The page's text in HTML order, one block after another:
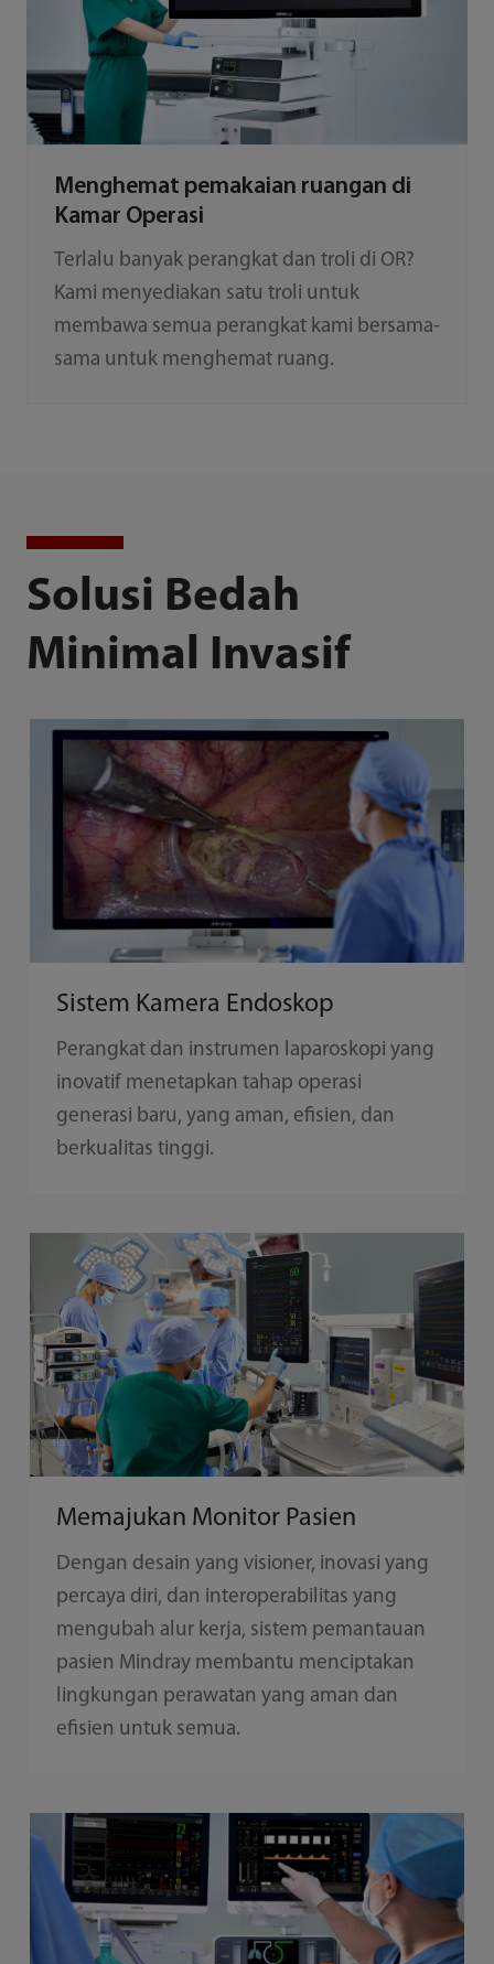
Menghemat pemakaian ruangan di
Kamar Operasi
Terlalu banyak perangkat dan troli di OR?
Kami menyediakan satu troli untuk
membawa semua perangkat kami bersama-
sama untuk menghemat ruang.
Solusi Bedah
Minimal Invasif
Sistem Kamera Endoskop
Perangkat dan instrumen laparoskopi yang
inovatif menetapkan tahap operasi
generasi baru, yang aman, efisien, dan
berkualitas tinggi.
Memajukan Monitor Pasien
Dengan desain yang visioner, inovasi yang
percaya diri, dan interoperabilitas yang
mengubah alur kerja, sistem pemantauan
pasien Mindray membantu menciptakan
lingkungan perawatan yang aman dan
efisien untuk semua.